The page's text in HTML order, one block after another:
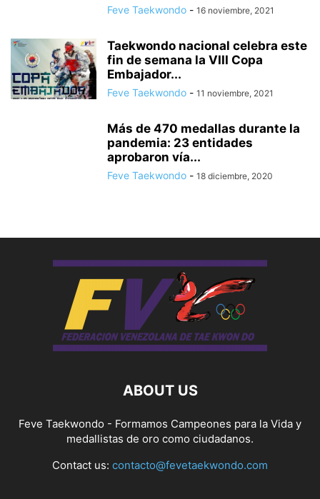
Feve Taekwondo - 16 noviembre, 2021
Taekwondo nacional celebra este
fin de semana la VIII Copa
Embajador...
Feve Taekwondo - 11 noviembre, 2021
Más de 470 medallas durante la
pandemia: 23 entidades
aprobaron vía...
Feve Taekwondo - 18 diciembre, 2020
ABOUT US
Feve Taekwondo - Formamos Campeones para la Vida y
medallistas de oro como ciudadanos.
Contact us: contacto@fevetaekwondo.com